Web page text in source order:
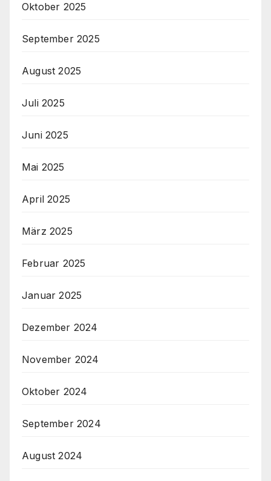
Oktober 2025
September 2025
August 2025
Juli 2025
Juni 2025
Mai 2025
April 2025
März 2025
Februar 2025
Januar 2025
Dezember 2024
November 2024
Oktober 2024
September 2024
August 2024